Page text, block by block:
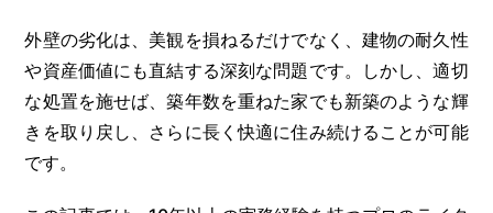
外壁の劣化は、美観を損ねるだけでなく、建物の耐久性
や資産価値にも直結する深刻な問題です。しかし、適切
な処置を施せば、築年数を重ねた家でも新築のような輝
きを取り戻し、さらに長く快適に住み続けることが可能
です。